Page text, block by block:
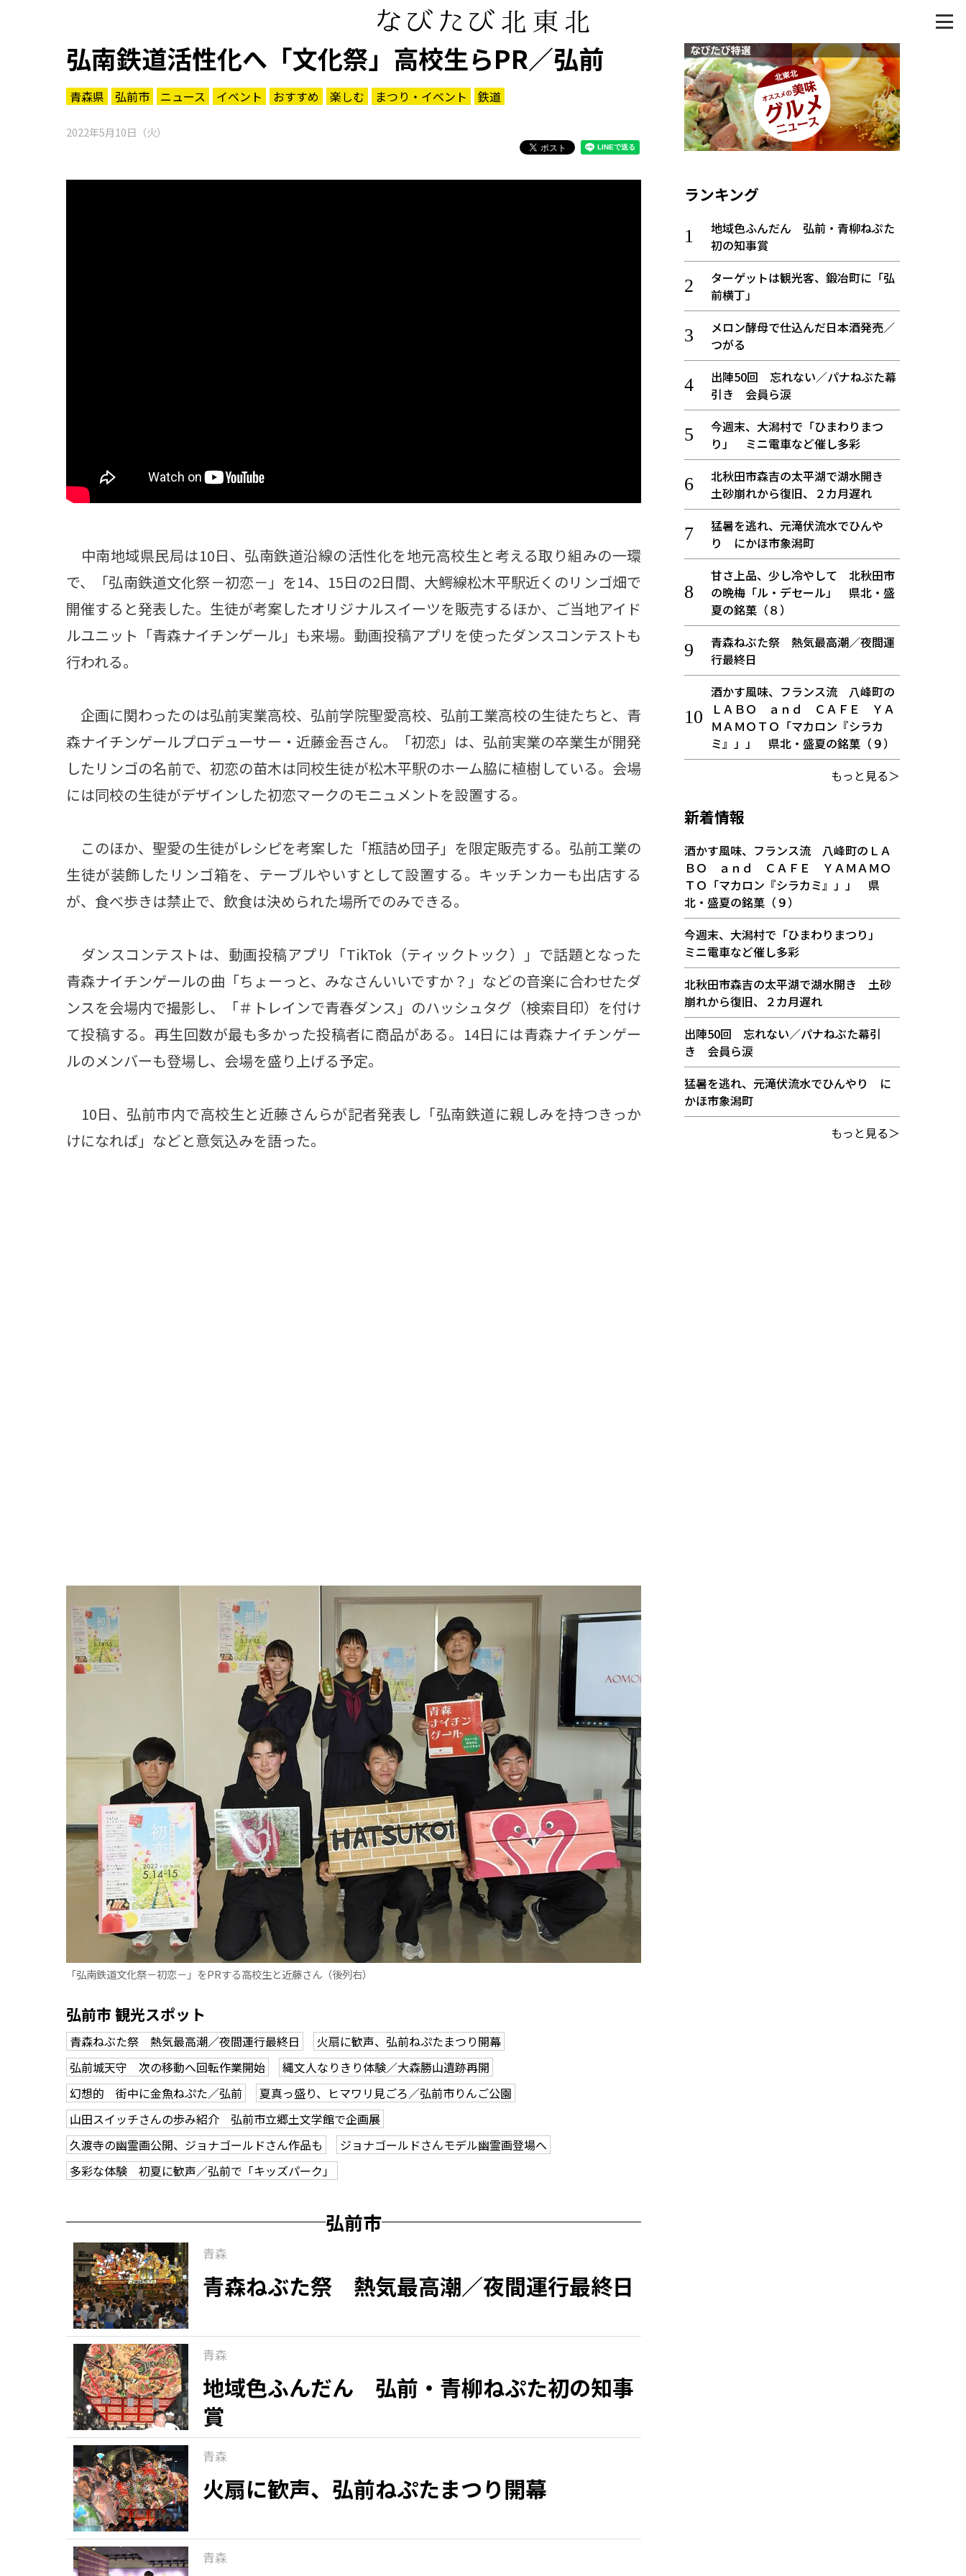
弘南鉄道活性化へ「文化祭」高校生らPR／弘前
青森県 弘前市 ニュース イベント おすすめ 楽しむ まつり・イベント 鉄道
2022年5月10日（火）
中南地域県民局は10日、弘南鉄道沿線の活性化を地元高校生と考える取り組みの一環
で、「弘南鉄道文化祭－初恋－」を14、15日の2日間、大鰐線松木平駅近くのリンゴ畑で
開催すると発表した。生徒が考案したオリジナルスイーツを販売するほか、ご当地アイド
ルユニット「青森ナイチンゲール」も来場。動画投稿アプリを使ったダンスコンテストも
行われる。
企画に関わったのは弘前実業高校、弘前学院聖愛高校、弘前工業高校の生徒たちと、青
森ナイチンゲールプロデューサー・近藤金吾さん。「初恋」は、弘前実業の卒業生が開発
したリンゴの名前で、初恋の苗木は同校生徒が松木平駅のホーム脇に植樹している。会場
には同校の生徒がデザインした初恋マークのモニュメントを設置する。
このほか、聖愛の生徒がレシピを考案した「瓶詰め団子」を限定販売する。弘前工業の
生徒が装飾したリンゴ箱を、テーブルやいすとして設置する。キッチンカーも出店する
が、食べ歩きは禁止で、飲食は決められた場所でのみできる。
ダンスコンテストは、動画投稿アプリ「TikTok（ティックトック）」で話題となった
青森ナイチンゲールの曲「ちょーっと、みなさんいいですか？」などの音楽に合わせたダ
ンスを会場内で撮影し、「＃トレインで青春ダンス」のハッシュタグ（検索目印）を付け
て投稿する。再生回数が最も多かった投稿者に商品がある。14日には青森ナイチンゲー
ルのメンバーも登場し、会場を盛り上げる予定。
10日、弘前市内で高校生と近藤さんらが記者発表し「弘南鉄道に親しみを持つきっか
けになれば」などと意気込みを語った。
「弘南鉄道文化祭－初恋－」をPRする高校生と近藤さん（後列右）
弘前市 観光スポット
青森ねぶた祭 熱気最高潮／夜間運行最終日
火扇に歓声、弘前ねぷたまつり開幕
弘前城天守 次の移動へ回転作業開始
縄文人なりきり体験／大森勝山遺跡再開
幻想的 街中に金魚ねぷた／弘前
夏真っ盛り、ヒマワリ見ごろ／弘前市りんご公園
山田スイッチさんの歩み紹介 弘前市立郷土文学館で企画展
久渡寺の幽霊画公開、ジョナゴールドさん作品も
ジョナゴールドさんモデル幽霊画登場へ
多彩な体験 初夏に歓声／弘前で「キッズパーク」
弘前市
青森
青森ねぶた祭 熱気最高潮／夜間運行最終日
青森
地域色ふんだん 弘前・青柳ねぷた初の知事
賞
青森
火扇に歓声、弘前ねぷたまつり開幕
青森
ランキング
地域色ふんだん 弘前・青柳ねぷた
初の知事賞
ターゲットは観光客、鍛冶町に「弘
前横丁」
メロン酵母で仕込んだ日本酒発売／
つがる
出陣50回 忘れない／パナねぶた幕
引き 会員ら涙
今週末、大潟村で「ひまわりまつ
り」 ミニ電車など催し多彩
北秋田市森吉の太平湖で湖水開き
土砂崩れから復旧、２カ月遅れ
猛暑を逃れ、元滝伏流水でひんや
り にかほ市象潟町
甘さ上品、少し冷やして 北秋田市
の晩梅「ル・デセール」 県北・盛
夏の銘菓（８）
青森ねぶた祭 熱気最高潮／夜間運
行最終日
酒かす風味、フランス流 八峰町の
ＬＡＢＯ ａｎｄ ＣＡＦＥ ＹＡ
ＭＡＭＯＴＯ「マカロン『シラカ
ミ』」」 県北・盛夏の銘菓（９）
もっと見る＞
新着情報
酒かす風味、フランス流 八峰町のＬＡ
ＢＯ ａｎｄ ＣＡＦＥ ＹＡＭＡＭＯ
ＴＯ「マカロン『シラカミ』」」 県
北・盛夏の銘菓（９）
今週末、大潟村で「ひまわりまつり」
ミニ電車など催し多彩
北秋田市森吉の太平湖で湖水開き 土砂
崩れから復旧、２カ月遅れ
出陣50回 忘れない／パナねぶた幕引
き 会員ら涙
猛暑を逃れ、元滝伏流水でひんやり に
かほ市象潟町
もっと見る＞